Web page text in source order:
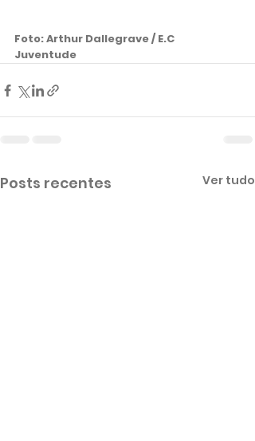
Foto: Arthur Dallegrave / E.C
Juventude
Posts recentes Ver tudo